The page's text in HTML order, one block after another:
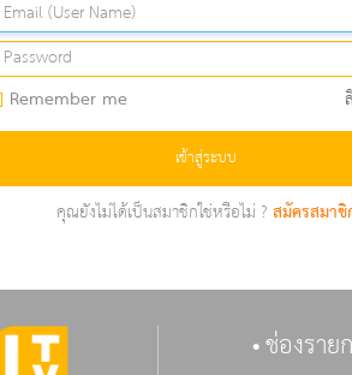
Remember me
เข้าสู่ระบบ
คุณยังไม่ได้เป็นสมาชิกใช่หรือไม่ ?สมัครสมาชิ
ช่องราย